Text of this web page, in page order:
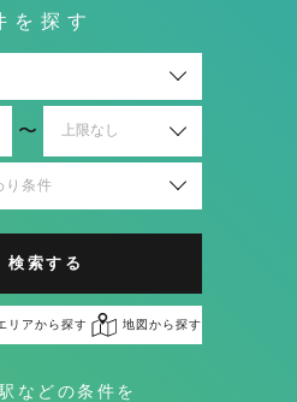
を探す
〜
り条件
検索する
リアから探す 地図から探す
などの条件を